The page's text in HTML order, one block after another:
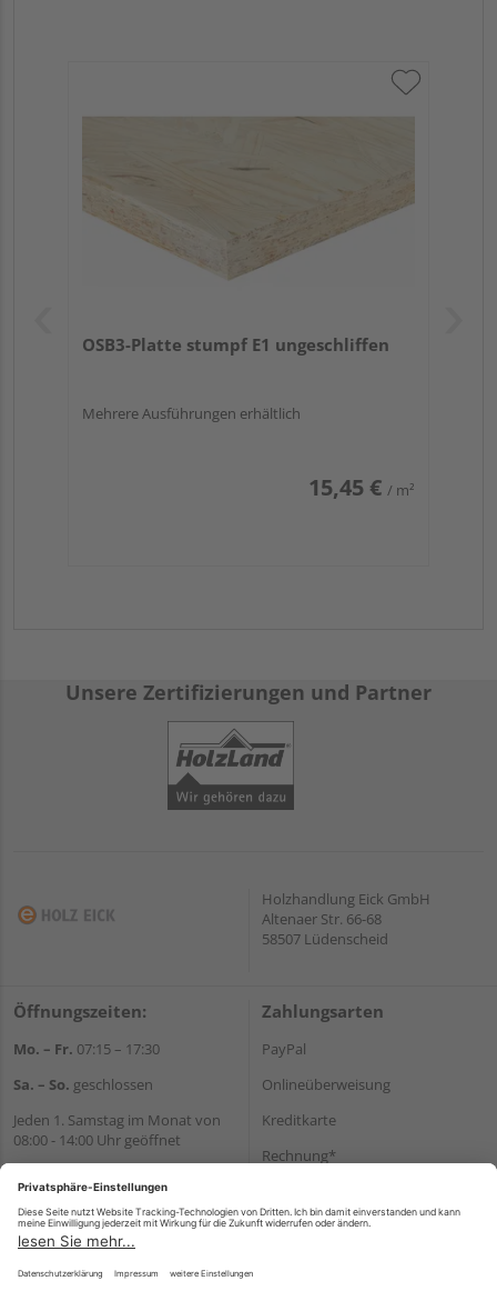
OSB3-Platte stumpf E1 ungeschliffen
Mehrere Ausführungen erhältlich
15,45 € / m²
Unsere Zertifizierungen und Partner
Holzhandlung Eick GmbH
Altenaer Str. 66-68
58507 Lüdenscheid
Öffnungszeiten:
Mo. – Fr. 07:15 – 17:30
Sa. – So. geschlossen
Jeden 1. Samstag im Monat von
08:00 - 14:00 Uhr geöffnet
weiter
Tel.:+49 2351 90330
E-Mail: shop@holz-eick.de
Zahlungsarten
PayPal
Onlineüberweisung
Kreditkarte
Rechnung*
Versand